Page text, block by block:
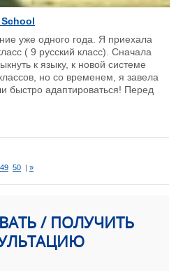
уже одного года. Я приехала
( 9 русский класс). Сначала
к языку, к новой системе
но со временем, я завела
быстро адаптироваться! Перед
49 50 | »
/ ПОЛУЧИТЬ